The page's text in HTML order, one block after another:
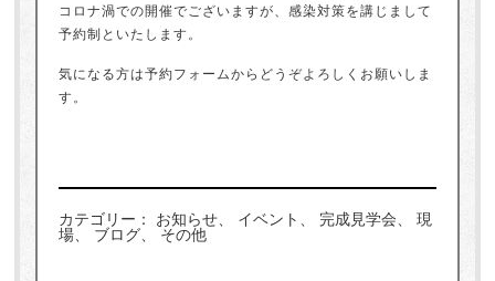
コロナ渦での開催でございますが、感染対策を講じまして
予約制といたします。
気になる方は予約フォームからどうぞよろしくお願いしま
す。
カテゴリー： お知らせ、 イベント、 完成見学会、 現
場、 ブログ、 その他